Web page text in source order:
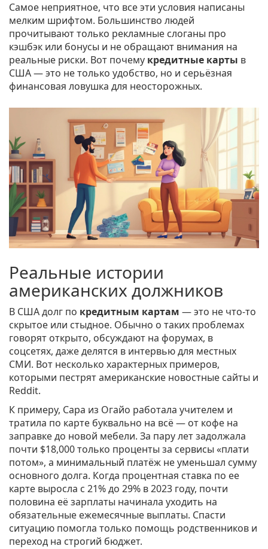
Самое неприятное, что все эти условия написаны
мелким шрифтом. Большинство людей
прочитывают только рекламные слоганы про
кэшбэк или бонусы и не обращают внимания на
реальные риски. Вот почему кредитные карты в
США — это не только удобство, но и серьёзная
финансовая ловушка для неосторожных.
Реальные истории
американских должников
В США долг по кредитным картам — это не что-то
скрытое или стыдное. Обычно о таких проблемах
говорят открыто, обсуждают на форумах, в
соцсетях, даже делятся в интервью для местных
СМИ. Вот несколько характерных примеров,
которыми пестрят американские новостные сайты и
Reddit.
К примеру, Сара из Огайо работала учителем и
тратила по карте буквально на всё — от кофе на
заправке до новой мебели. За пару лет задолжала
почти $18,000 только проценты за сервисы «плати
потом», а минимальный платёж не уменьшал сумму
основного долга. Когда процентная ставка по ее
карте выросла с 21% до 29% в 2023 году, почти
половина её зарплаты начинала уходить на
обязательные ежемесячные выплаты. Спасти
ситуацию помогла только помощь родственников и
переход на строгий бюджет.